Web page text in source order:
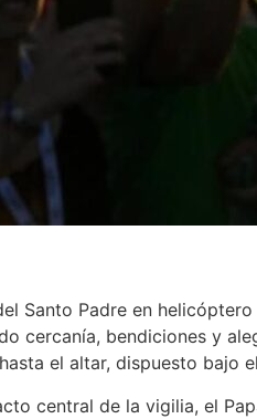
Santo Padre en
cercanía, bendiciones y
el altar, dispuesto bajo
central de la vigilia, el